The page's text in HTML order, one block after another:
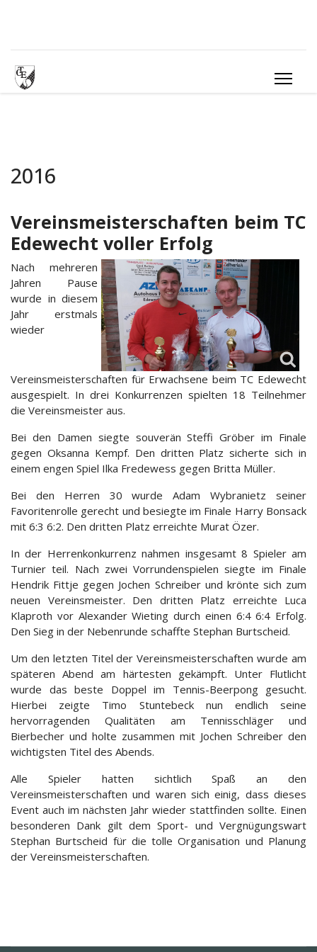
2016
Vereinsmeisterschaften beim TC
Edewecht voller Erfolg
Nach mehreren
Jahren Pause
wurde in diesem
Jahr erstmals
wieder
Vereinsmeisterschaften für Erwachsene beim TC Edewecht
ausgespielt. In drei Konkurrenzen spielten 18 Teilnehmer
die Vereinsmeister aus.
Bei den Damen siegte souverän Steffi Gröber im Finale
gegen Oksanna Kempf. Den dritten Platz sicherte sich in
einem engen Spiel Ilka Fredewess gegen Britta Müller.
Bei den Herren 30 wurde Adam Wybranietz seiner
Favoritenrolle gerecht und besiegte im Finale Harry Bonsack
mit 6:3 6:2. Den dritten Platz erreichte Murat Özer.
In der Herrenkonkurrenz nahmen insgesamt 8 Spieler am
Turnier teil. Nach zwei Vorrundenspielen siegte im Finale
Hendrik Fittje gegen Jochen Schreiber und krönte sich zum
neuen Vereinsmeister. Den dritten Platz erreichte Luca
Klaproth vor Alexander Wieting durch einen 6:4 6:4 Erfolg.
Den Sieg in der Nebenrunde schaffte Stephan Burtscheid.
Um den letzten Titel der Vereinsmeisterschaften wurde am
späteren Abend am härtesten gekämpft. Unter Flutlicht
wurde das beste Doppel im Tennis-Beerpong gesucht.
Hierbei zeigte Timo Stuntebeck nun endlich seine
hervorragenden Qualitäten am Tennisschläger und
Bierbecher und holte zusammen mit Jochen Schreiber den
wichtigsten Titel des Abends.
Alle Spieler hatten sichtlich Spaß an den
Vereinsmeisterschaften und waren sich einig, dass dieses
Event auch im nächsten Jahr wieder stattfinden sollte. Einen
besonderen Dank gilt dem Sport- und Vergnügungswart
Stephan Burtscheid für die tolle Organisation und Planung
der Vereinsmeisterschaften.